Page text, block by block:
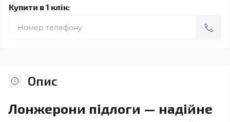
Купити в 1 клік:
Опис
Лонжерони підлоги — надійне